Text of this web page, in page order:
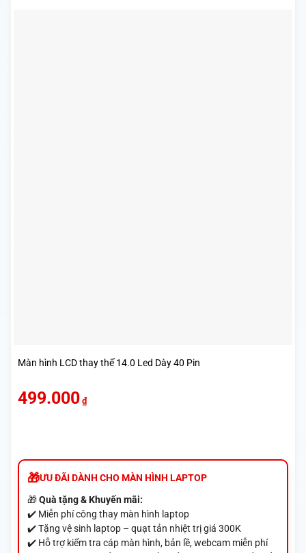
Màn hình LCD thay thế 14.0 Led Dày 40 Pin
499.000 ₫
ƯU ĐÃI DÀNH CHO MÀN HÌNH LAPTOP
🎁Quà tặng & Khuyến mãi:
✔️ Miễn phí công thay màn hình laptop
✔️ Tặng vệ sinh laptop – quạt tản nhiệt trị giá 300K
✔️ Hỗ trợ kiểm tra cáp màn hình, bản lề, webcam miễn phí